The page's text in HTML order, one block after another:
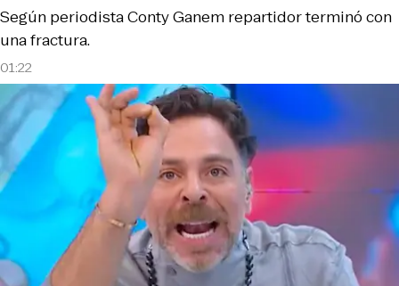
01:22
Según periodista Conty Ganem repartidor terminó con
una fractura.